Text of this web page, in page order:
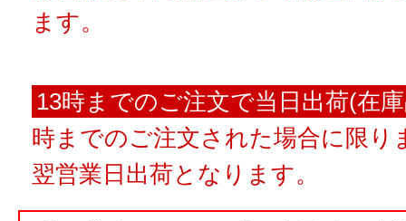
ます。
13時までのご注文で当日出荷(在
時までのご注文された場合に限り
翌営業日出荷となります。